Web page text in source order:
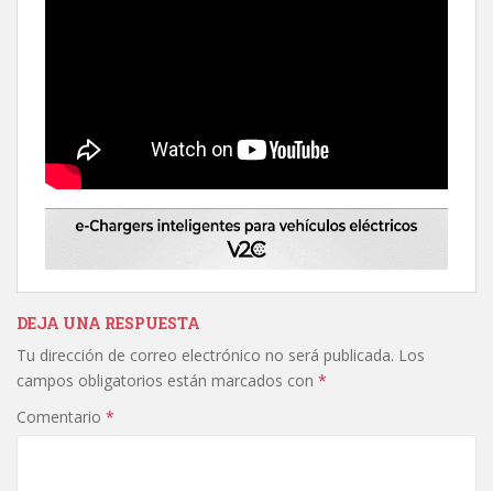
DEJA UNA RESPUESTA
Tu dirección de correo electrónico no será publicada. Los
campos obligatorios están marcados con *
Comentario *